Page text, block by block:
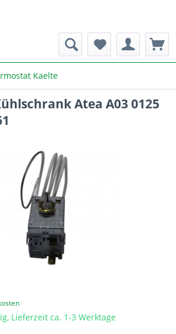
Kaelte
Atea A03 0125
Lieferzeit ca. 1-3 Werktage